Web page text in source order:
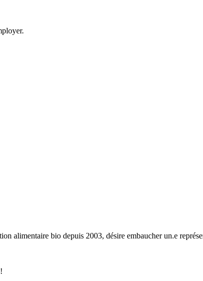
alimentaire bio depuis 2003, désire embaucher un.e